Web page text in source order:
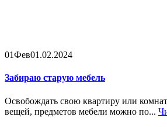
01Фев01.02.2024
Забираю старую мебель
Освобождать свою квартиру или
вещей, предметов мебели можно по...